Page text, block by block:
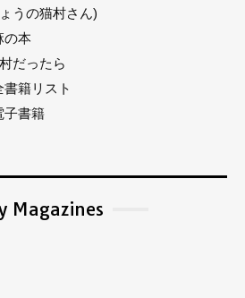
うの猫村さん)
の本
だったら
籍リスト
子書籍
Magazines